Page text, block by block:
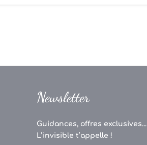
Newsletter
Guidances, offres exclusives...
L’invisible t’appelle !